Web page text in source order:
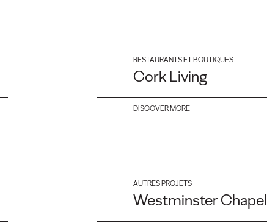
RESTAURANTS ET BOUTIQUES
Cork Living
DISCOVER MORE
AUTRES PROJETS
Westminster Chapel